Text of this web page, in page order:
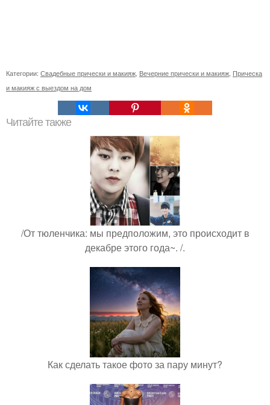
Категории: Свадебные прически и макияж Вечерние прически и макияж Прическа
и макияж с выездом на дом
Читайте также
/От тюленчика: мы предположим, это происходит в
декабре этого года~. /.
Как сделать такое фото за пару минут?